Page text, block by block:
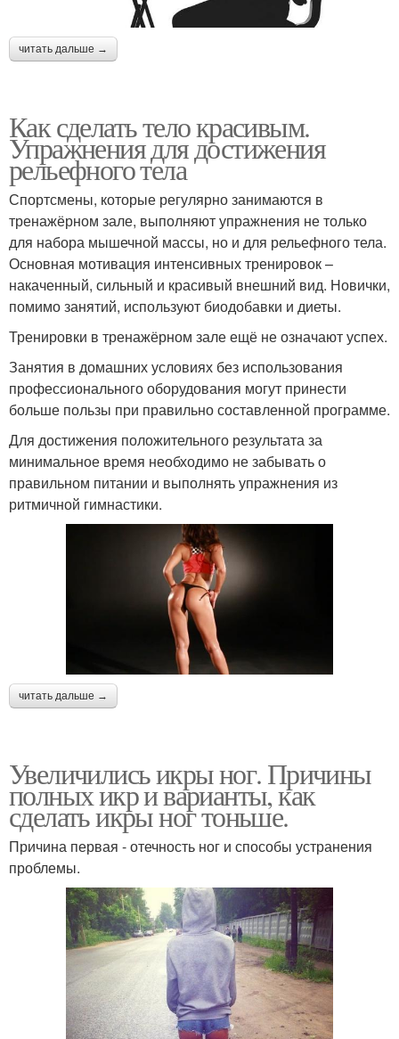
читать дальше →
Как сделать тело красивым.
Упражнения для достижения
рельефного тела
Спортсмены, которые регулярно занимаются в
тренажёрном зале, выполняют упражнения не только
для набора мышечной массы, но и для рельефного тела.
Основная мотивация интенсивных тренировок –
накаченный, сильный и красивый внешний вид. Новички,
помимо занятий, используют биодобавки и диеты.
Тренировки в тренажёрном зале ещё не означают успех.
Занятия в домашних условиях без использования
профессионального оборудования могут принести
больше пользы при правильно составленной программе.
Для достижения положительного результата за
минимальное время необходимо не забывать о
правильном питании и выполнять упражнения из
ритмичной гимнастики.
читать дальше →
Увеличились икры ног. Причины
полных икр и варианты, как
сделать икры ног тоньше.
Причина первая - отечность ног и способы устранения
проблемы.